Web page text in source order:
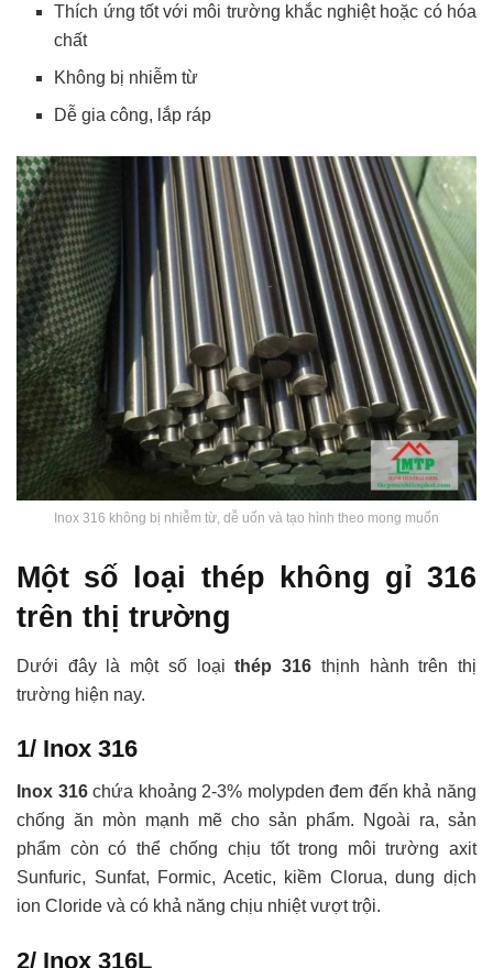
Thích ứng tốt với môi trường khắc nghiệt hoặc có hóa
chất
Không bị nhiễm từ
Dễ gia công, lắp ráp
Inox 316 không bị nhiễm từ, dễ uốn và tạo hình theo mong muốn
Một số loại thép không gỉ 316
trên thị trường
Dưới đây là một số loạithép 316 thịnh hành trên thị
trường hiện nay.
1/ Inox 316
Inox 316chứa khoảng 2-3% molypden đem đến khả năng
chống ăn mòn mạnh mẽ cho sản phẩm. Ngoài ra, sản
phẩm còn có thể chống chịu tốt trong môi trường axit
Sunfuric, Sunfat, Formic, Acetic, kiềm Clorua, dung dịch
ion Cloride và có khả năng chịu nhiệt vượt trội.
2/ Inox 316L